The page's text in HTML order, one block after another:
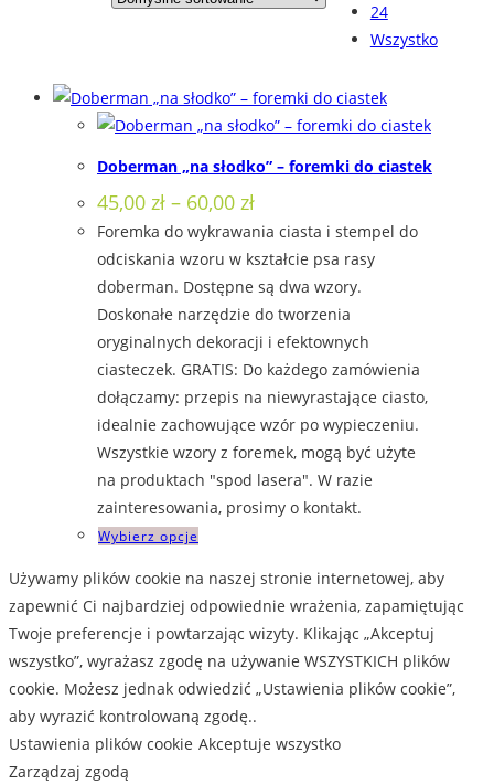
24
Wszystko
Doberman „na słodko” – foremki do ciastek
45,00 zł – 60,00 złZakres
cen:
od
45,00 zł
do
60,00 zł
Foremka do wykrawania ciasta i stempel do
odciskania wzoru w kształcie psa rasy
doberman. Dostępne są dwa wzory.
Doskonałe narzędzie do tworzenia
oryginalnych dekoracji i efektownych
ciasteczek. GRATIS: Do każdego zamówienia
dołączamy: przepis na niewyrastające ciasto,
idealnie zachowujące wzór po wypieczeniu.
Wszystkie wzory z foremek, mogą być użyte
na produktach "spod lasera". W razie
zainteresowania, prosimy o kontakt.
Wybierz opcje
ma
wiele
wariantów.
Opcje
można
wybrać
na
Używamy plików cookie na naszej stronie internetowej, aby
zapewnić Ci najbardziej odpowiednie wrażenia, zapamiętując
Twoje preferencje i powtarzając wizyty. Klikając „Akceptuj
wszystko”, wyrażasz zgodę na używanie WSZYSTKICH plików
cookie. Możesz jednak odwiedzić „Ustawienia plików cookie”,
aby wyrazić kontrolowaną zgodę..
Ustawienia plików cookie Akceptuje wszystko
Zarządzaj zgodą